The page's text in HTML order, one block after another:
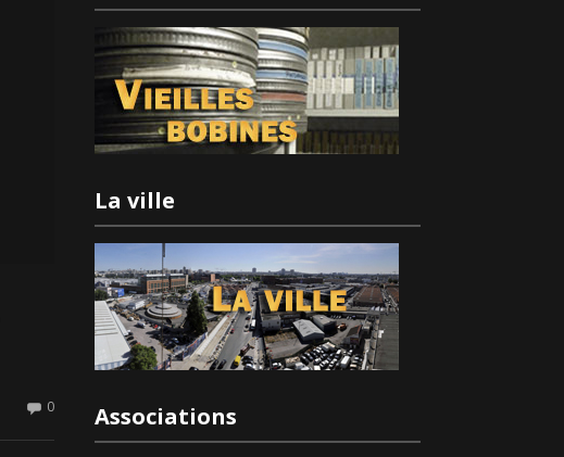
0
La ville
Associations